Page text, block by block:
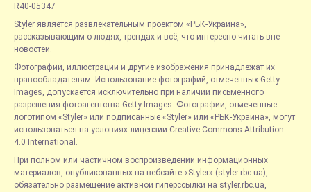
R40-05347
Styler является развлекательным проектом «РБК-Украина»,
рассказывающим о людях, трендах и всё, что интересно читать вне
новостей.
Фотографии, иллюстрации и другие изображения принадлежат их
правообладателям. Использование фотографий, отмеченных Getty
Images, допускается исключительно при наличии письменного
разрешения фотоагентства Getty Images. Фотографии, отмеченные
логотипом «Styler» или подписанные «Styler» или «РБК-Украина», могут
использоваться на условиях лицензии Creative Commons Attribution
4.0 International.
При полном или частичном воспроизведении информационных
материалов, опубликованных на вебсайте «Styler» (styler.rbc.ua),
обязательно размещение активной гиперссылки на styler.rbc.ua,